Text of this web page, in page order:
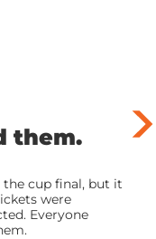
them.
cup final, but it
were
Everyone